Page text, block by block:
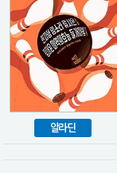
알라딘